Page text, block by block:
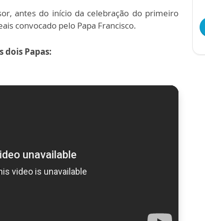
antes do início da celebração do primeiro
convocado pelo Papa Francisco.
Papas: